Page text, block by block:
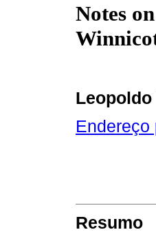
Notes
Endereço
Resumo